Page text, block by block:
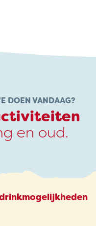
DOEN VANDAAG?
en oud.